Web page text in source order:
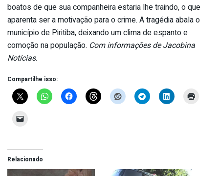
boatos de que sua companheira estaria lhe traindo, o que
aparenta ser a motivação para o crime. A tragédia abala o
município de Piritiba, deixando um clima de espanto e
comoção na população. Com informações de Jacobina
Notícias.
Compartilhe isso:
Relacionado